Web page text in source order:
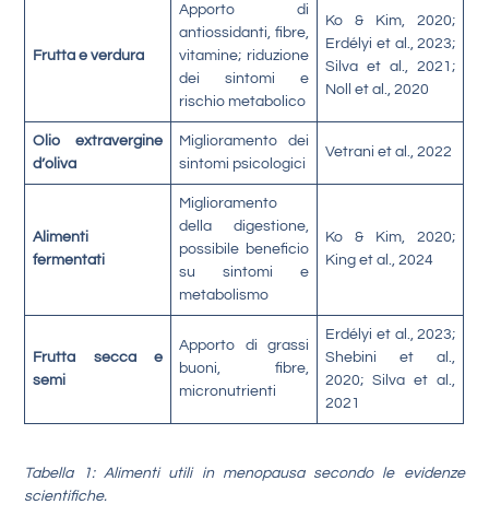
Frutta e verdura
Apporto di
antiossidanti, fibre,
vitamine; riduzione
dei sintomi e
rischio metabolico
Ko & Kim, 2020;
Erdélyi et al., 2023;
Silva et al., 2021;
Noll et al., 2020
Olio extravergine
d’oliva
Miglioramento dei
sintomi psicologici
Vetrani et al., 2022
Alimenti
fermentati
Miglioramento
della digestione,
possibile beneficio
su sintomi e
metabolismo
Ko & Kim, 2020;
King et al., 2024
Frutta secca e
semi
Apporto di grassi
buoni, fibre,
micronutrienti
Erdélyi et al., 2023;
Shebini et al.,
2020; Silva et al.,
2021
Tabella 1: Alimenti utili in menopausa secondo le evidenze
scientifiche.